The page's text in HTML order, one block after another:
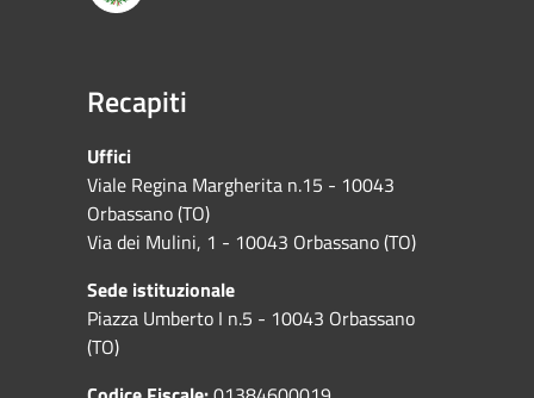
Recapiti
Uffici
Viale Regina Margherita n.15 - 10043
Orbassano (TO)
Via dei Mulini, 1 - 10043 Orbassano (TO)
Sede istituzionale
Piazza Umberto I n.5 - 10043 Orbassano
(TO)